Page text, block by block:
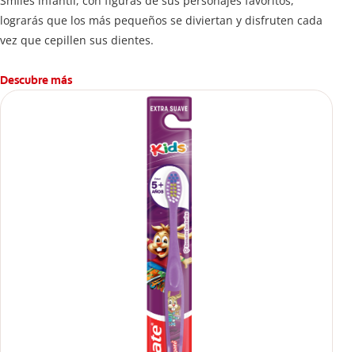
lograrás que los más pequeños se diviertan y disfruten cada
vez que cepillen sus dientes.
Descubre más